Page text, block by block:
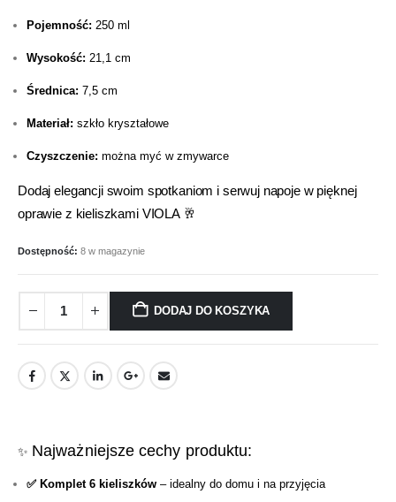
Pojemność: 250 ml
Wysokość: 21,1 cm
Średnica: 7,5 cm
Materiał: szkło kryształowe
Czyszczenie: można myć w zmywarce
Dodaj elegancji swoim spotkaniom i serwuj napoje w pięknej
oprawie z kieliszkami VIOLA 🥂
Dostępność: 8 w magazynie
DODAJ DO KOSZYKA
✨ Najważniejsze cechy produktu:
✅ Komplet 6 kieliszków – idealny do domu i na przyjęcia